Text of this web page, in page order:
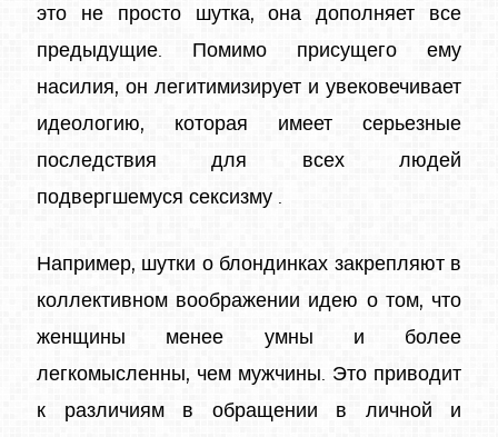
это не просто шутка, она дополняет все
предыдущие. Помимо присущего ему
насилия, он легитимизирует и увековечивает
идеологию, которая имеет серьезные
последствия для всех людей
подвергшемуся сексизму .
Например, шутки о блондинках закрепляют в
коллективном воображении идею о том, что
женщины менее умны и более
легкомысленны, чем мужчины. Это приводит
к различиям в обращении в личной и